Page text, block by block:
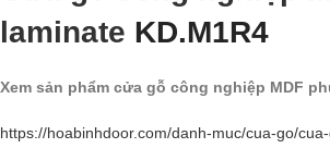
laminate KD.M1R4
Xem sản phẩm cửa gỗ công nghiệp MDF
https://hoabinhdoor.com/danh-muc/cua-go/